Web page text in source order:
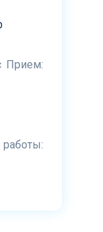
Прием: